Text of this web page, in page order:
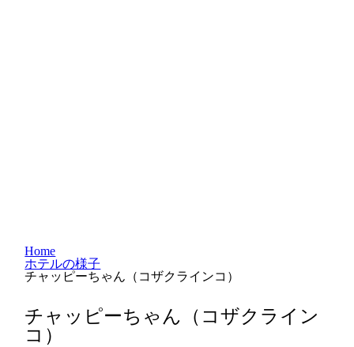
Home
ホテルの様子
チャッピーちゃん（コザクラインコ）
チャッピーちゃん（コザクライン
コ）